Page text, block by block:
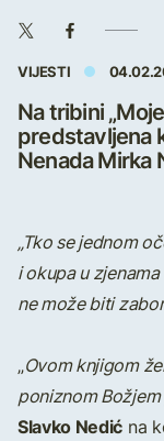
VIJESTI
Na tribini
predstavljena
Nenada Mirka
„Tko se jednom
i okupa u zjenama
ne može biti
„Ovom knjigom
poniznom
Slavko Nedić na